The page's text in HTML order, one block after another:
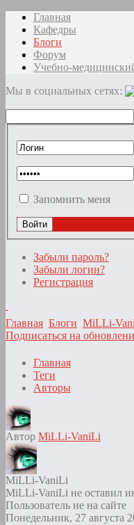
Главная
Кафедры
Блоги
Форум
Учебно-
Мы в социальных сетях:
Запомнить меня
Забыли пароль?
Забыли логин?
Регистрация
Главная Блоги MiLLi-
Подписаться на
Главная
Теги
Авторы
Автор MiLLi-VaniLi
MiLLi-VaniLi
MiLLi-VaniLi не оставил
Пользователь не на сайте
Понедельник, 27 августа